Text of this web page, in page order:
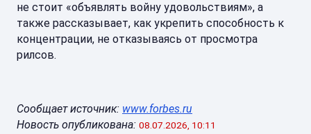
не стоит «объявлять войну удовольствиям», а
также рассказывает, как укрепить способность к
концентрации, не отказываясь от просмотра
рилсов.
Сообщает источник: www.forbes.ru
Новость опубликована: 08.07.2026, 10:11